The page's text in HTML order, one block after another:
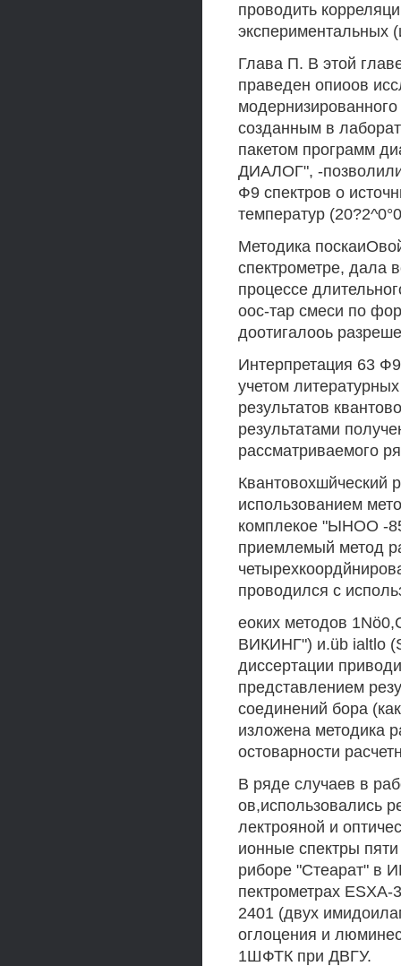
проводить
экспериментальных
Глава П. В этой
праведен опиоов
созданным в
пакетом программ
ДИАЛОГ", -позволили
Ф9 спектров о
температур
Методика
спектрометре, дала
процессе
оос-тар смеси по
доотигалооь
Интерпретация 63
учетом
результатов
результатами
рассматриваемого
Квантовохшйческий
использованием
комплекое "ЫНОО -
приемлемый метод
проводился с
еоких методов
ВИКИНГ") и.üb ialtlo
диссертации
представлением
соединений бора
изложена методика
остоварности
В ряде случаев в
ов,использовались
лектрояной и
ионные спектры
риборе "Стеарат" в
пектрометрах
2401 (двух
оглоцения и
1ШФТК при ДВГУ.